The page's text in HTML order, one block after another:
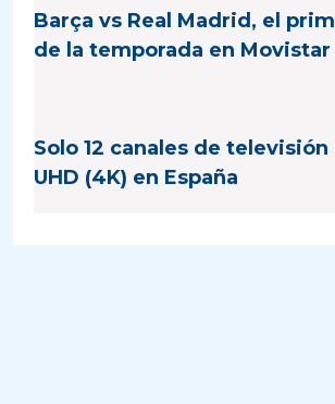
Barça vs Real Madrid, el
de la temporada en Movistar
Solo 12 canales de
UHD (4K) en España